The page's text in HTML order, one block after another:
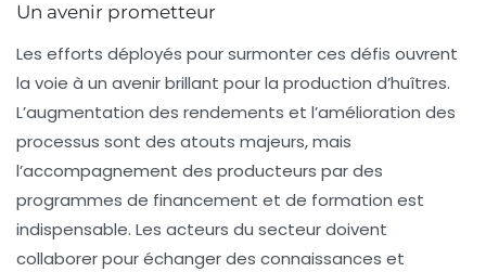
Un avenir prometteur
Les efforts déployés pour surmonter ces défis ouvrent
la voie à un avenir brillant pour la production d’huîtres.
L’augmentation des rendements et l’amélioration des
processus sont des atouts majeurs, mais
l’accompagnement des producteurs par des
programmes de financement et de formation est
indispensable. Les acteurs du secteur doivent
collaborer pour échanger des connaissances et